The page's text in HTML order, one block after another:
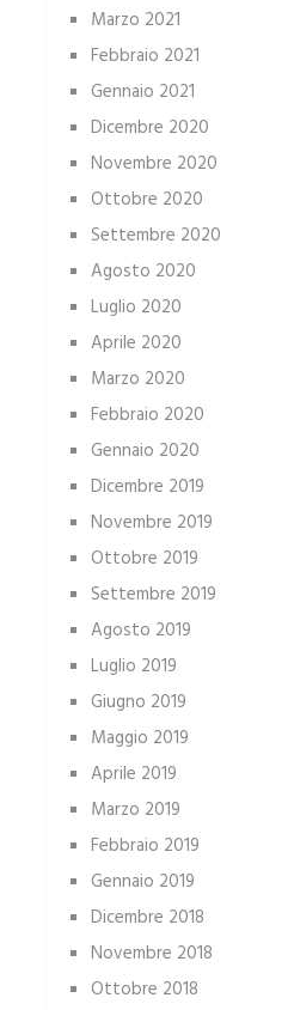
Marzo 2021
Febbraio 2021
Gennaio 2021
Dicembre 2020
Novembre 2020
Ottobre 2020
Settembre 2020
Agosto 2020
Luglio 2020
Aprile 2020
Marzo 2020
Febbraio 2020
Gennaio 2020
Dicembre 2019
Novembre 2019
Ottobre 2019
Settembre 2019
Agosto 2019
Luglio 2019
Giugno 2019
Maggio 2019
Aprile 2019
Marzo 2019
Febbraio 2019
Gennaio 2019
Dicembre 2018
Novembre 2018
Ottobre 2018